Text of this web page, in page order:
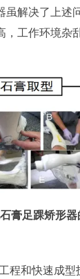
虽解决了上述
，工作环境杂
膏足踝矫形
程和快速成型